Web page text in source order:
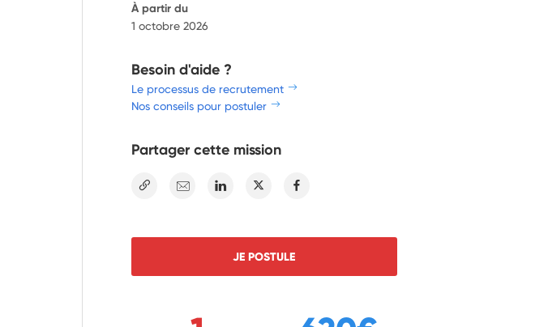
À partir du
1 octobre 2026
Besoin d'aide ?
Le processus de recrutement
Nos conseils pour postuler
Partager cette mission
E-mail Linkedin Twitter
JE POSTULE